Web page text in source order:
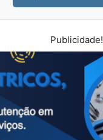
Publicidade!